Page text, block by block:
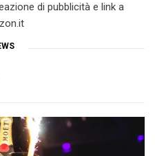
di pubblicità e link a